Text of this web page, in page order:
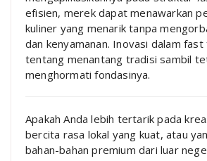
efisien, merek dapat menawarkan
kuliner yang menarik tanpa
dan kenyamanan. Inovasi dalam fast
tentang menantang tradisi sambil
menghormati fondasinya.
Apakah Anda lebih tertarik pada
bercita rasa lokal yang kuat, atau
bahan-bahan premium dari luar